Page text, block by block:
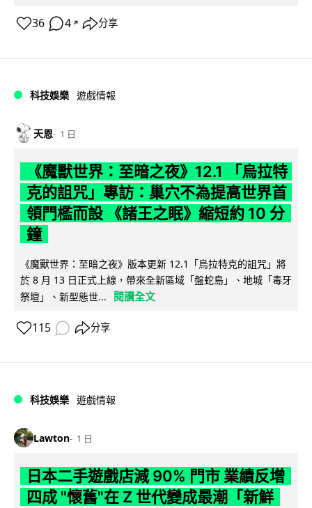
36 4 ↗ 分享
科技娛樂 遊戲情報
天恩 1 日
《魔獸世界：至暗之夜》12.1 「烏拉特
克的詛咒」專訪：巢穴不為提高世界首
領門檻而設 《諸王之眠》縮短約 10 分
鐘
《魔獸世界：至暗之夜》版本更新 12.1「烏拉特克的詛咒」將
於 8 月 13 日正式上線，帶來全新區域「盤蛇島」、地城「毒牙
祭壇」、新型態世...
閱讀全文
115 分享
科技娛樂 遊戲情報
Lawton 1 日
日本二手遊戲店減 90% 門市 業績反增
四成 "懷舊"在 Z 世代變成最潮「新鮮